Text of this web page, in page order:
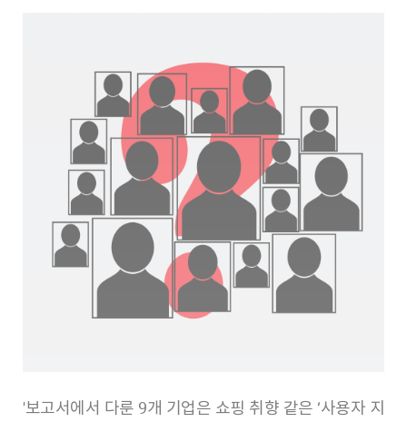
'보고서에서 다룬 9개 기업은 쇼핑 취향 같은 ‘사용자 지